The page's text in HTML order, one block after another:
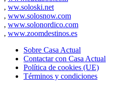
, ww.soloski.net
, www.solosnow.com
, www.solonordico.com
, www.zoomdestinos.es
Sobre Casa Actual
Contactar con Casa Actual
Política de cookies (UE)
Términos y condiciones